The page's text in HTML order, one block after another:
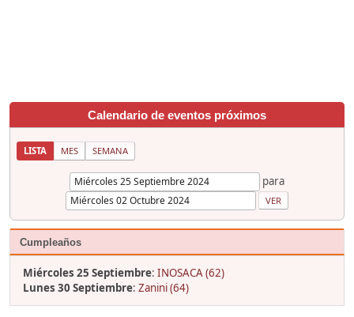
Calendario de eventos próximos
LISTA MES SEMANA
para
Cumpleaños
Miércoles 25 Septiembre: INOSACA (62)
Lunes 30 Septiembre: Zanini (64)